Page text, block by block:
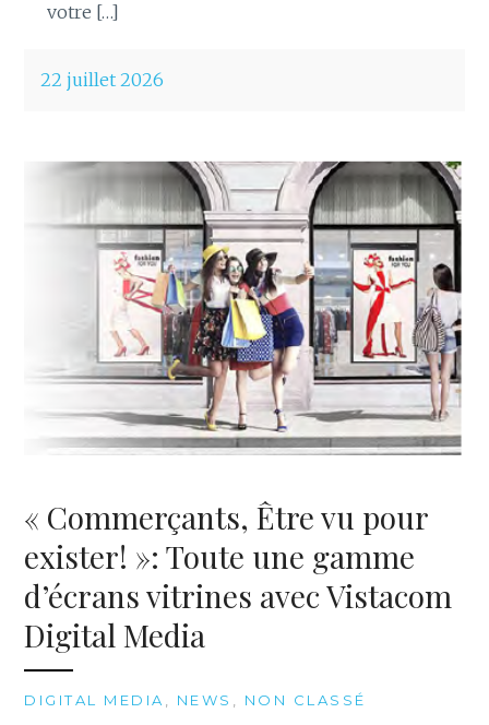
votre […]
22 juillet 2026
« Commerçants, Être vu pour
exister! »: Toute une gamme
d’écrans vitrines avec Vistacom
Digital Media
DIGITAL MEDIA , NEWS , NON CLASSÉ